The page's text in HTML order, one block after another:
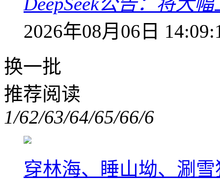
2026年08月06日
换一批
推荐阅读
1/62/63/64/65/66/6
穿林海、睡山坳、涮